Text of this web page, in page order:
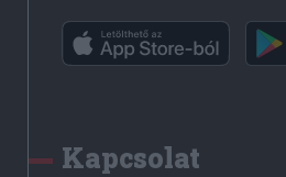
Kapcsolat